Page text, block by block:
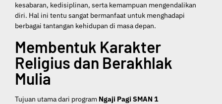
kesabaran, kedisiplinan, serta kemampuan mengendalikan
diri. Hal ini tentu sangat bermanfaat untuk menghadapi
berbagai tantangan kehidupan di masa depan.
Membentuk Karakter
Religius dan Berakhlak
Mulia
Tujuan utama dari program Ngaji Pagi SMAN 1